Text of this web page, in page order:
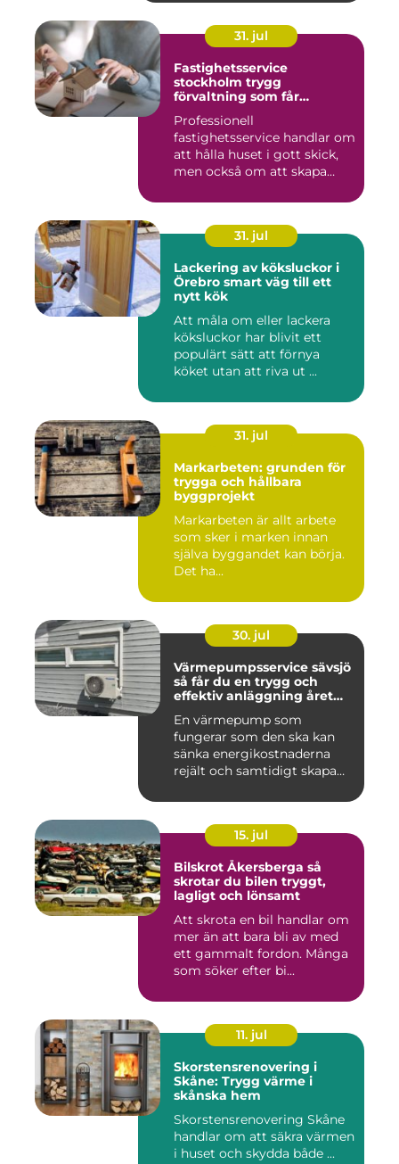
31. jul
Fastighetsservice
stockholm trygg
förvaltning som får
Professionell
fastighetsservice handlar om
att hålla huset i gott skick,
men också om att skapa
31. jul
Lackering av köksluckor i
Örebro smart väg till ett
nytt kök
Att måla om eller lackera
köksluckor har blivit ett
populärt sätt att förnya
köket utan att riva ut ...
31. jul
Markarbeten: grunden för
trygga och hållbara
byggprojekt
Markarbeten är allt arbete
som sker i marken innan
själva byggandet kan börja.
Det ha...
30. jul
Värmepumpsservice sävsjö
så får du en trygg och
effektiv anläggning året
En värmepump som
fungerar som den ska kan
sänka energikostnaderna
rejält och samtidigt skapa
15. jul
Bilskrot Åkersberga så
skrotar du bilen tryggt,
lagligt och lönsamt
Att skrota en bil handlar om
mer än att bara bli av med
ett gammalt fordon. Många
som söker efter bi...
11. jul
Skorstensrenovering i
Skåne: Trygg värme i
skånska hem
Skorstensrenovering Skåne
handlar om att säkra värmen
i huset och skydda både ...